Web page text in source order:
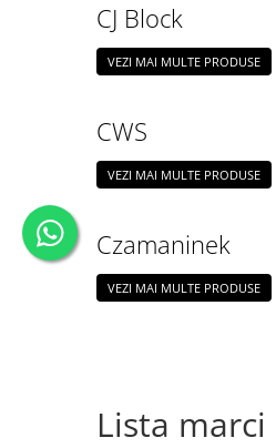
CJ Block
VEZI MAI MULTE PRODUSE
CWS
VEZI MAI MULTE PRODUSE
Czamaninek
VEZI MAI MULTE PRODUSE
Lista marci